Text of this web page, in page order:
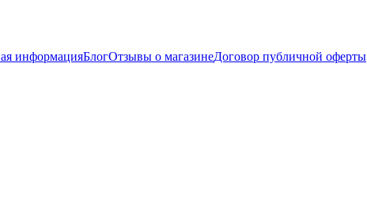
информацияБлогОтзывы о магазинеДоговор публичной оферты